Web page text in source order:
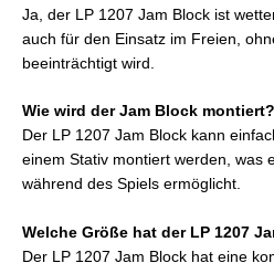
Ja, der LP 1207 Jam Block ist
auch für den Einsatz im Freien,
beeinträchtigt wird.
Wie wird der Jam Block montiert?
Der LP 1207 Jam Block kann
einem Stativ montiert werden, was
während des Spiels ermöglicht.
Welche Größe hat der LP 1207
Der LP 1207 Jam Block hat eine